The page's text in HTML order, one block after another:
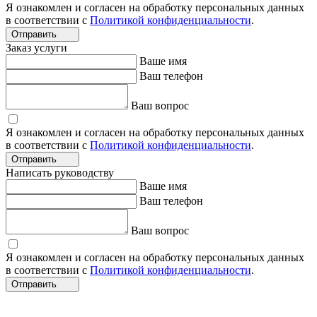
Я ознакомлен и согласен на обработку персональных данных
в соответствии с Политикой конфиденциальности.
Отправить
Заказ услуги
Ваше имя
Ваш телефон
Ваш вопрос
Я ознакомлен и согласен на обработку персональных данных
в соответствии с Политикой конфиденциальности.
Отправить
Написать руководству
Ваше имя
Ваш телефон
Ваш вопрос
Я ознакомлен и согласен на обработку персональных данных
в соответствии с Политикой конфиденциальности.
Отправить